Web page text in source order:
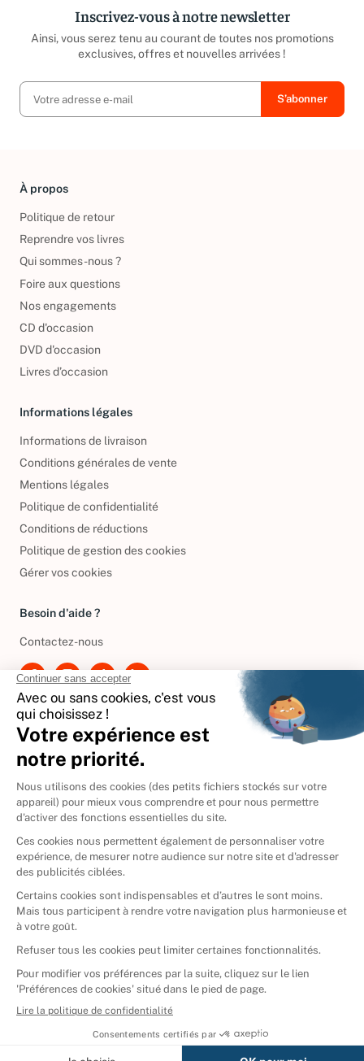
Inscrivez-vous à notre newsletter
Ainsi, vous serez tenu au courant de toutes nos promotions
exclusives, offres et nouvelles arrivées !
À propos
Politique de retour
Reprendre vos livres
Qui sommes-nous ?
Foire aux questions
Nos engagements
CD d'occasion
DVD d'occasion
Livres d’occasion
Informations légales
Informations de livraison
Conditions générales de vente
Mentions légales
Politique de confidentialité
Conditions de réductions
Politique de gestion des cookies
Gérer vos cookies
Besoin d'aide ?
Contactez-nous
International
🇪🇸 Espagne
🇩🇪Allemagne
🇮🇹 Italie